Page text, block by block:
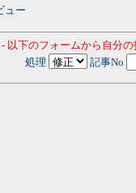
ュー
- 以下のフォームから自分
処理
記事No